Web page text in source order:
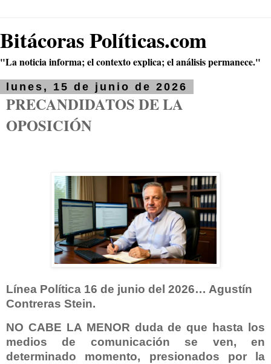
Bitácoras Políticas.com
"La noticia informa; el contexto explica; el análisis permanece."
lunes, 15 de junio de 2026
PRECANDIDATOS DE LA
OPOSICIÓN
Línea Política 16 de junio del 2026… Agustín
Contreras Stein.
NO CABE LA MENOR duda de que hasta los
medios de comunicación se ven, en
determinado momento, presionados por la